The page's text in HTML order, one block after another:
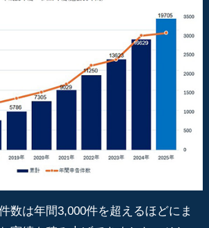
数は年間3,000件を超えるほどにま